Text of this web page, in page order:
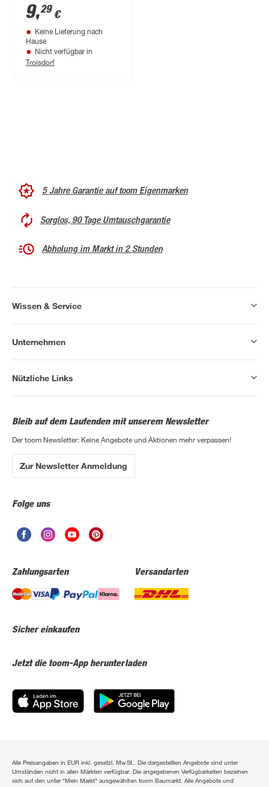
9,29 €
Keine Lieferung nach
Hause
Nicht verfügbar in
Troisdorf
5 Jahre Garantie auf toom Eigenmarken
Sorglos, 90 Tage Umtauschgarantie
Abholung im Markt in 2 Stunden
Wissen & Service
Unternehmen
Nützliche Links
Bleib auf dem Laufenden mit unserem Newsletter
Der toom Newsletter: Keine Angebote und Aktionen mehr verpassen!
Zur Newsletter Anmeldung
Folge uns
Zahlungsarten Versandarten
Sicher einkaufen
Jetzt die toom-App herunterladen
Alle Preisangaben in EUR inkl. gesetzl. MwSt.. Die dargestellten Angebote sind unter
Umständen nicht in allen Märkten verfügbar. Die angegebenen Verfügbarkeiten beziehen
sich auf den unter "Mein Markt" ausgewählten toom Baumarkt. Alle Angebote und